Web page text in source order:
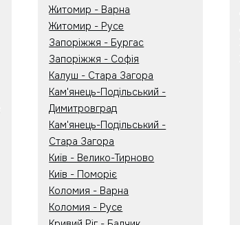
Житомир - Варна
Житомир - Русе
Запоріжжя - Бургас
Запоріжжя - Софія
Калуш - Стара Загора
Кам'янець-Подільський -
Димитровград
Кам'янець-Подільський -
Стара Загора
Київ - Велико-Тирново
Київ - Поморіє
Коломия - Варна
Коломия - Русе